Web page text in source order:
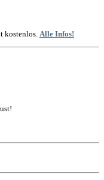
kostenlos. Alle Infos!